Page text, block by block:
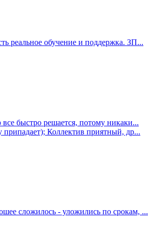
реальное обучение и поддержка. ЗП...
быстро решается, потому никаки...
припадает); Коллектив приятный, др...
сложилось - уложились по срокам, ...